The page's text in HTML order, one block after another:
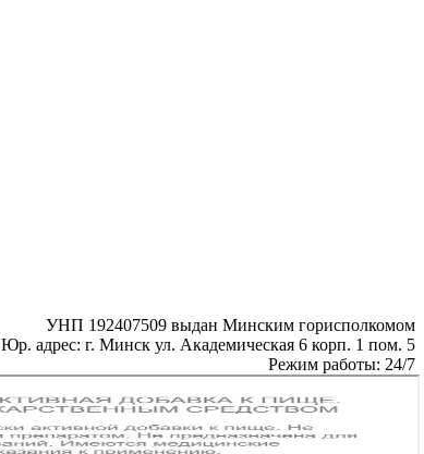
УНП 192407509 выдан Минским горисполкомом
Юр. адрес: г. Минск ул. Академическая 6 корп. 1 пом. 5
Режим работы: 24/7